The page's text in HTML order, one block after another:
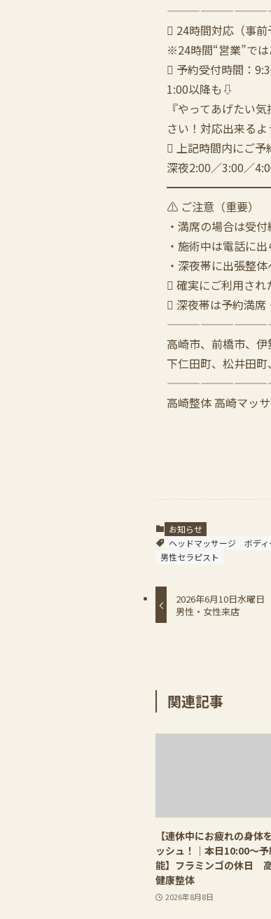
 24時間対応（事前
※24時間“営業”で
 予約受付時間：
1:00以降も⇩
『やってあげたい
さい！対応出来る
 上記時間内にご予
深夜2:00／3:00／
⚠️ ご注意（重要）
・満席の場合は受
・施術中は電話に
・深夜帯に出張整
 確実にご利用さ
️ 深夜帯は予約満席
高崎市、前橋市、
下仁田町、松井田
高崎整体 高崎マッ
お知らせ
ヘッドマッサージ
ボディ
男性セラピスト
2026年6月10日水曜
男性・女性来店
関連記事
【連休中にお疲れの身体
ッシュ！｜本日10:00〜
能】フラミンゴの休日
健康整体
2026年8月8日